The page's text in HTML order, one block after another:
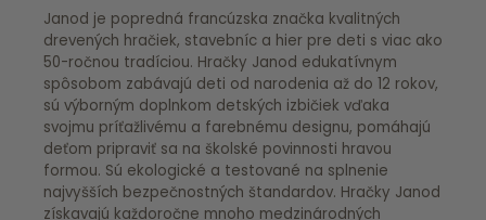
Janod je popredná francúzska značka kvalitných
drevených hračiek, stavebníc a hier pre deti s viac ako
50-ročnou tradíciou. Hračky Janod edukatívnym
spôsobom zabávajú deti od narodenia až do 12 rokov,
sú výborným doplnkom detských izbičiek vďaka
svojmu príťažlivému a farebnému designu, pomáhajú
deťom pripraviť sa na školské povinnosti hravou
formou. Sú ekologické a testované na splnenie
najvyšších bezpečnostných štandardov. Hračky Janod
získavajú každoročne mnoho medzinárodných